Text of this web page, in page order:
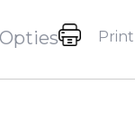
Opties Print